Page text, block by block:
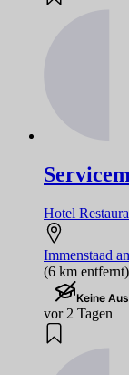
Hotel
Immenstaad
(6 km entfernt)
Keine
vor 2 Tagen